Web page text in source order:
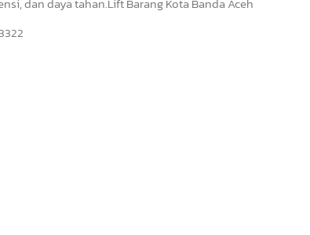
dan daya tahan.Lift Barang Kota Banda Aceh